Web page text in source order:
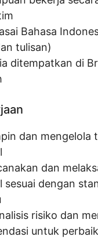
Bahasa
tulisan)
ditempatkan di
dan mengelola
dan
sesuai dengan
risiko dan
untuk